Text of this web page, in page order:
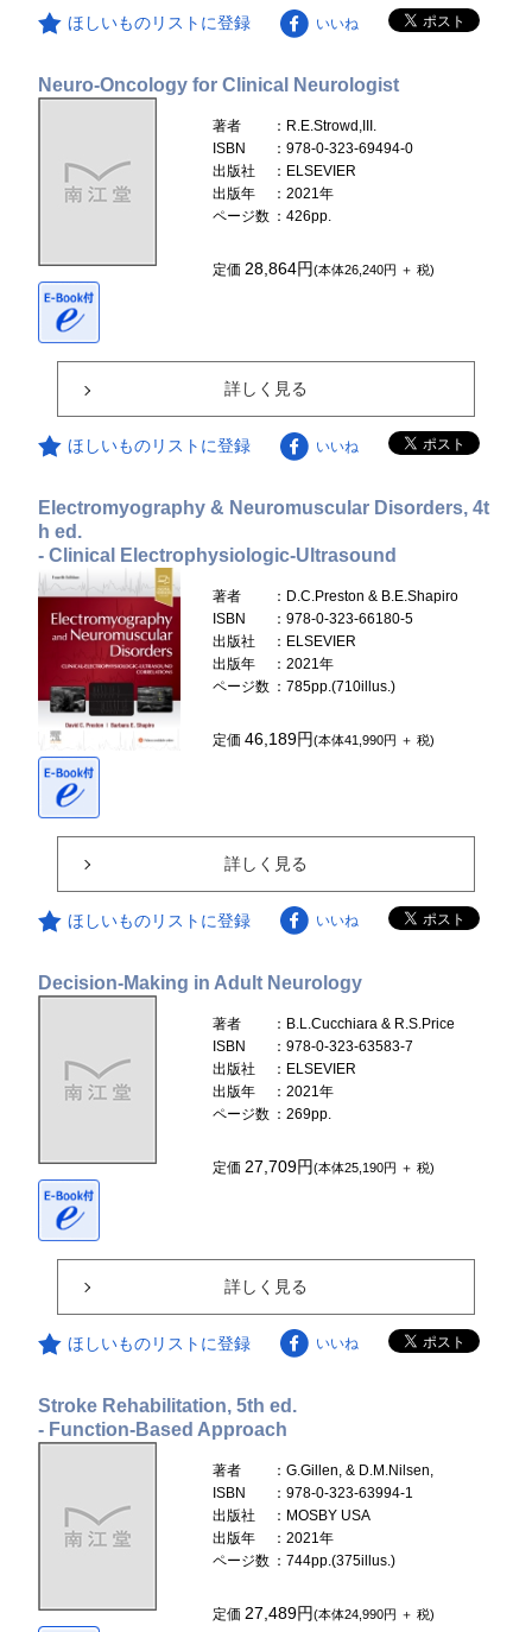
ほしいものリストに登録 いいね
Neuro-Oncology for Clinical Neurologist
著者
：R.E.Strowd,III.
ISBN
：978-0-323-69494-0
出版社
：ELSEVIER
出版年
：2021年
ページ数 ：426pp.
定価28,864円(本体26,240円 ＋ 税)
詳しく見る
ほしいものリストに登録 いいね
Electromyography & Neuromuscular Disorders, 4t
h ed.
- Clinical Electrophysiologic-Ultrasound
著者
：D.C.Preston & B.E.Shapiro
ISBN
：978-0-323-66180-5
出版社
：ELSEVIER
出版年
：2021年
ページ数 ：785pp.(710illus.)
定価46,189円(本体41,990円 ＋ 税)
詳しく見る
ほしいものリストに登録 いいね
Decision-Making in Adult Neurology
著者
：B.L.Cucchiara & R.S.Price
ISBN
：978-0-323-63583-7
出版社
：ELSEVIER
出版年
：2021年
ページ数 ：269pp.
定価27,709円(本体25,190円 ＋ 税)
詳しく見る
ほしいものリストに登録 いいね
Stroke Rehabilitation, 5th ed.
- Function-Based Approach
著者
：G.Gillen, & D.M.Nilsen,
ISBN
：978-0-323-63994-1
出版社
：MOSBY USA
出版年
：2021年
ページ数 ：744pp.(375illus.)
定価27,489円(本体24,990円 ＋ 税)